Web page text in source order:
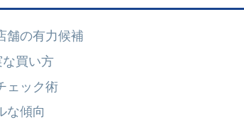
舗の有力候補
買い方
ェック術
な傾向